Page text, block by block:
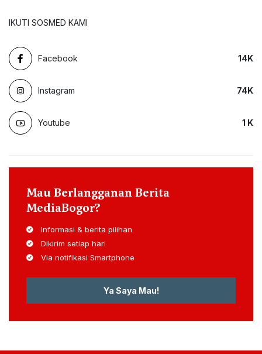
IKUTI SOSMED KAMI
Facebook 14K
Instagram 74K
Youtube 1 K
Mau Berlangganan Berita
MediaBogor?
Informasi & berita pilihan
Dikirim setiap hari
Via notifikasi Smartphone
Ya Saya Mau!